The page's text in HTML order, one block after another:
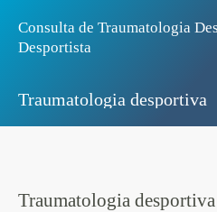
Consulta de Traumatologia
Desportista
Traumatologia desportiva
Traumatologia desportiva